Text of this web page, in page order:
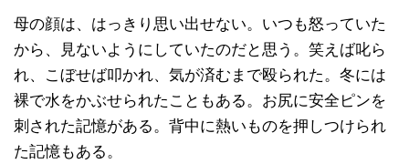
母の顔は、はっきり思い出せない。いつも怒っていた
から、見ないようにしていたのだと思う。笑えば叱ら
れ、こぼせば叩かれ、気が済むまで殴られた。冬には
裸で水をかぶせられたこともある。お尻に安全ピンを
刺された記憶がある。背中に熱いものを押しつけられ
た記憶もある。